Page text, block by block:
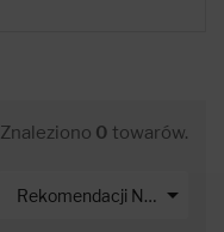
Znaleziono 0 towarów.
Rekomendacji Net-s 